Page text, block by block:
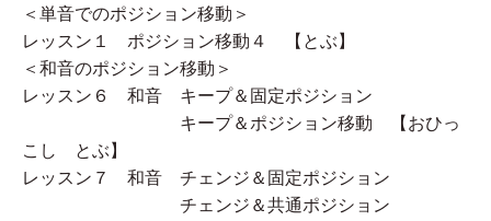
＜単音でのポジション移動＞
レッスン１ ポジション移動４ 【とぶ】
＜和音のポジション移動＞
レッスン６ 和音 キープ＆固定ポジション
キープ＆ポジション移動 【おひっ
こし とぶ】
レッスン７ 和音 チェンジ＆固定ポジション
チェンジ＆共通ポジション